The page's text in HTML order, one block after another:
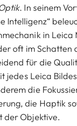
. In seinem
Intelligenz“
in
oft im Schatten
für die
jedes Leica
die
die Haptik
der Objektive.